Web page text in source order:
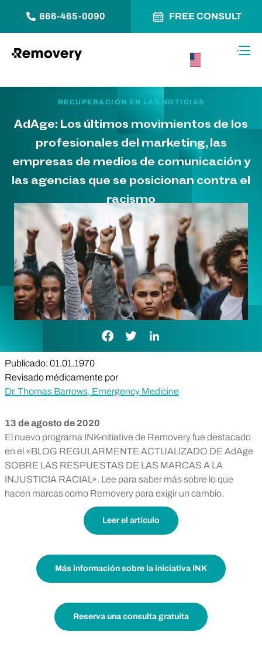
866-465-0090 FREE CONSULT
RECUPERACIÓN EN LAS NOTICIAS
AdAge: Los últimos movimientos de los
profesionales del marketing, las
empresas de medios de comunicación y
las agencias que se posicionan contra el
racismo
Enlace de Facebook
Enlace de Twitter
Enlace de LinkedIn
Publicado: 01.01.1970
Revisado médicamente por
Dr. Thomas Barrows, Emergency Medicine
13 de agosto de 2020
El nuevo programa INK-nitiative de Removery fue destacado
en el «BLOG REGULARMENTE ACTUALIZADO DE AdAge
SOBRE LAS RESPUESTAS DE LAS MARCAS A LA
INJUSTICIA RACIAL». Lee para saber más sobre lo que
hacen marcas como Removery para exigir un cambio.
Leer el artículo
Más información sobre la iniciativa INK
Reserva una consulta gratuita